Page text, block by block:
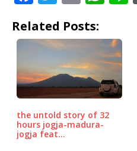
c
e
b
o
o
k
it
te
r
ai at
s
A
p
p
Related Posts:
the untold story of 32
hours jogja-madura-
jogja feat…